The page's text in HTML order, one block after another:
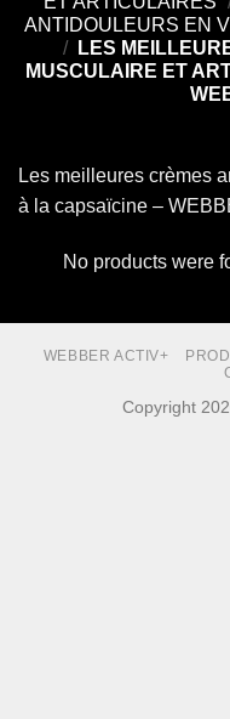
ANTIDOULEURS EN
/
LES
MUSCULAIRE ET
Les meilleures crèmes
à la capsaïcine –
No products were
WEBBER ACTIV+
Copyright